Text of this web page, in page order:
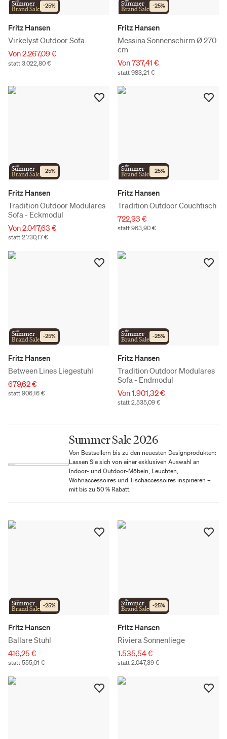
Summer
Brand Sale -25%
Fritz Hansen
Virkelyst Outdoor Sofa
Von 2.267,09 €
statt 3.022,80 €
Summer
Brand Sale -25%
Fritz Hansen
Messina Sonnenschirm Ø 270
cm
Von 737,41 €
statt 983,21 €
the
Summer
Brand Sale -25%
Fritz Hansen
Tradition Outdoor Modulares
Sofa - Eckmodul
Von 2.047,63 €
statt 2.730,17 €
the
Summer
Brand Sale -25%
Fritz Hansen
Tradition Outdoor Couchtisch
722,93 €
statt 963,90 €
the
Summer
Brand Sale -25%
Fritz Hansen
Between Lines Liegestuhl
679,62 €
statt 906,16 €
the
Summer
Brand Sale -25%
Fritz Hansen
Tradition Outdoor Modulares
Sofa - Endmodul
Von 1.901,32 €
statt 2.535,09 €
Summer Sale 2026
Von Bestsellern bis zu den neuesten Designprodukten:
Lassen Sie sich von einer exklusiven Auswahl an
Indoor- und Outdoor-Möbeln, Leuchten,
Wohnaccessoires und Tischaccessoires inspirieren –
mit bis zu 50 % Rabatt.
the
Summer
Brand Sale -25%
Fritz Hansen
Ballare Stuhl
416,25 €
statt 555,01 €
the
Summer
Brand Sale -25%
Fritz Hansen
Riviera Sonnenliege
1.535,54 €
statt 2.047,39 €